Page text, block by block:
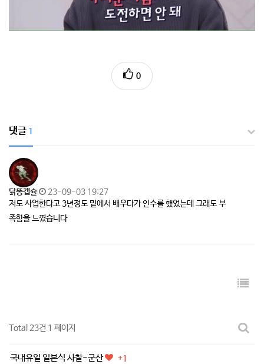
0
댓글 1
닭똥캡슐
23-09-03 19:27
저도 사업한다고 3년정도 밑에서 배우다가 인수를 했었는데 그래도 부
족함을 느꼈습니다
Total 23건 1 페이지
국내유일 일본식 사찰-군산
+1